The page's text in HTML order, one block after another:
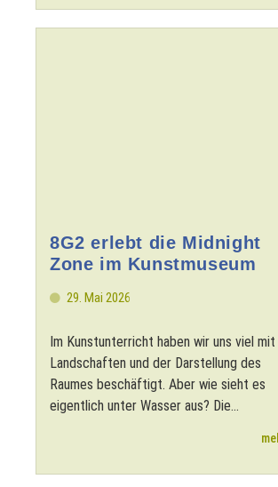
8G2 erlebt die Midnight
Zone im Kunstmuseum
29. Mai 2026
Im Kunstunterricht haben wir uns viel mit
Landschaften und der Darstellung des
Raumes beschäftigt. Aber wie sieht es
eigentlich unter Wasser aus? Die...